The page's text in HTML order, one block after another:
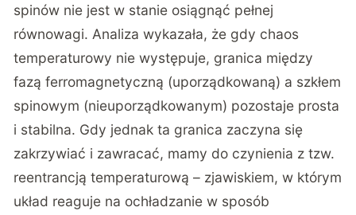
spinów nie jest w stanie osiągnąć pełnej
równowagi. Analiza wykazała, że gdy chaos
temperaturowy nie występuje, granica między
fazą ferromagnetyczną (uporządkowaną) a szkłem
spinowym (nieuporządkowanym) pozostaje prosta
i stabilna. Gdy jednak ta granica zaczyna się
zakrzywiać i zawracać, mamy do czynienia z tzw.
reentrancją temperaturową – zjawiskiem, w którym
układ reaguje na ochładzanie w sposób